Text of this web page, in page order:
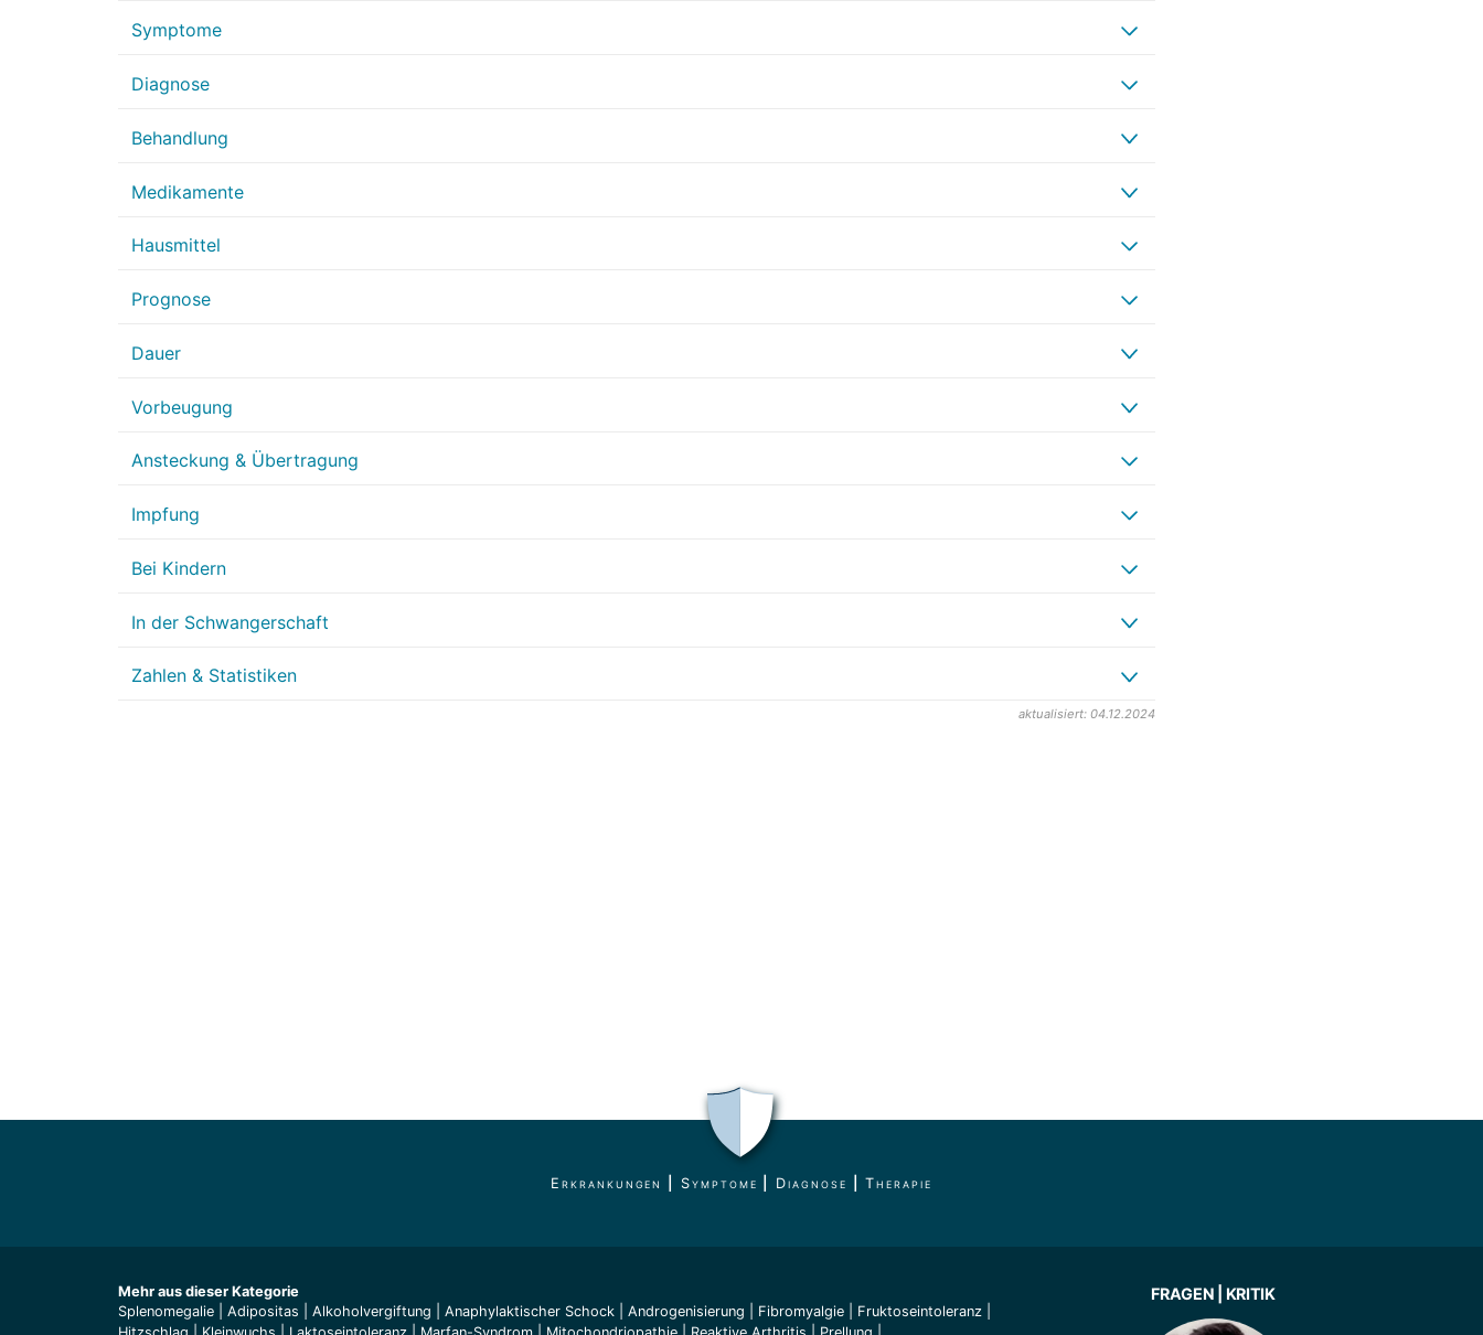
Symptome
Diagnose
Behandlung
Medikamente
Hausmittel
Prognose
Dauer
Vorbeugung
Ansteckung & Übertragung
Impfung
Bei Kindern
In der Schwangerschaft
Zahlen & Statistiken
aktualisiert: 04.12.2024
Erkrankungen Symptome Diagnose |Therapie
Mehr aus dieser Kategorie
Splenomegalie
Adipositas Alkoholvergiftung Anaphylaktischer Schock Androgenisierung Fibromyalgie Fruktoseintoleranz
FRAGEN | KRITIK